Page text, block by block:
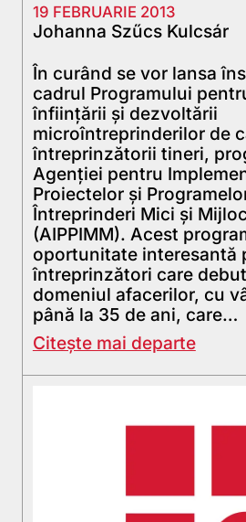
19 FEBRUARIE 2013
Johanna Szűcs Kulcsár
În curând se vor lansa
cadrul Programului
înființării și dezvoltării
microîntreprinderilor de
întreprinzătorii tineri,
Agenției pentru
Proiectelor și
Întreprinderi Mici și
(AIPPIMM). Acest
oportunitate interesantă
întreprinzători care
domeniul afacerilor, cu
până la 35 de ani, care…
Citește mai departe